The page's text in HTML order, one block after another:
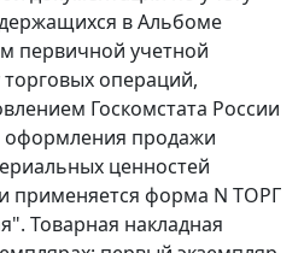
вАльбоме
первичной учетной
операций,
Госкомстата России
оформления продажи
ценностей
применяется форма N ТОРГ
Товарная накладная